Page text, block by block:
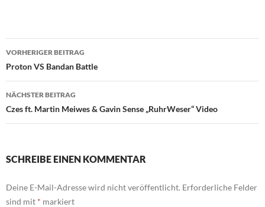
Beitragsnavigation
VORHERIGER BEITRAG
Proton VS Bandan Battle
NÄCHSTER BEITRAG
Czes ft. Martin Meiwes & Gavin Sense „RuhrWeser“ Video
SCHREIBE EINEN KOMMENTAR
Deine E-Mail-Adresse wird nicht veröffentlicht. Erforderliche Felder
sind mit * markiert